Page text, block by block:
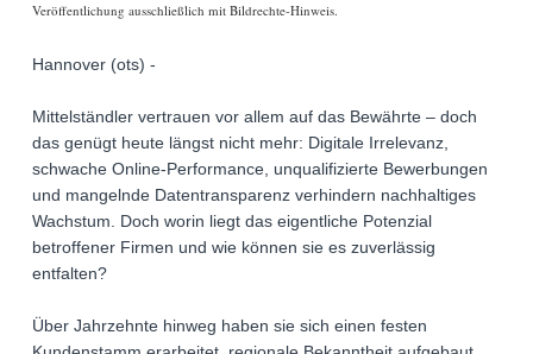
Veröffentlichung ausschließlich mit Bildrechte-Hinweis.
Hannover (ots) -
Mittelständler vertrauen vor allem auf das Bewährte – doch
das genügt heute längst nicht mehr: Digitale Irrelevanz,
schwache Online-Performance, unqualifizierte Bewerbungen
und mangelnde Datentransparenz verhindern nachhaltiges
Wachstum. Doch worin liegt das eigentliche Potenzial
betroffener Firmen und wie können sie es zuverlässig
entfalten?
Über Jahrzehnte hinweg haben sie sich einen festen